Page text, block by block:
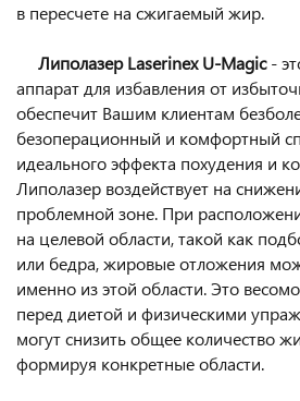
в пересчете на сжигаемый жир.
Липолазер Laserinex U-Magic-
аппарат для избавления от
обеспечит Вашим клиентам
безоперационный и комфортный
идеального эффекта похудения и
Липолазер воздействует на
проблемной зоне. При
на целевой области, такой как
или бедра, жировые отложения
именно из этой области. Это
перед диетой и физическими
могут снизить общее количество
формируя конкретные области.